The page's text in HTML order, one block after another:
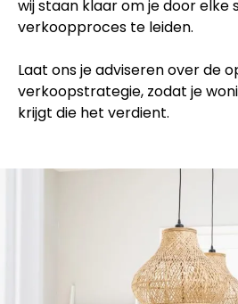
wij staan klaar om je door elke
verkoopproces te leiden.
Laat ons je adviseren over de
verkoopstrategie, zodat je
krijgt die het verdient.